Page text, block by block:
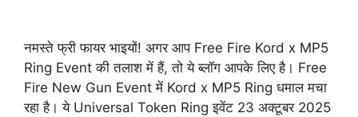
नमस्ते फ्री फायर भाइयों! अगर आप Free Fire Kord x MP5
Ring Event की तलाश में हैं, तो ये ब्लॉग आपके लिए है। Free
Fire New Gun Event में Kord x MP5 Ring धमाल मचा
रहा है। ये Universal Token Ring इवेंट 23 अक्टूबर 2025